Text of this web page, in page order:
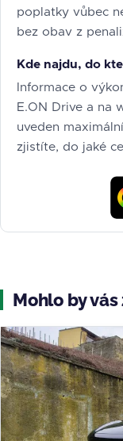
poplatky vůbec
bez obav z
Kde najdu, do
Informace o
E.ON Drive a na
uveden
zjistíte, do jaké
Mohlo by